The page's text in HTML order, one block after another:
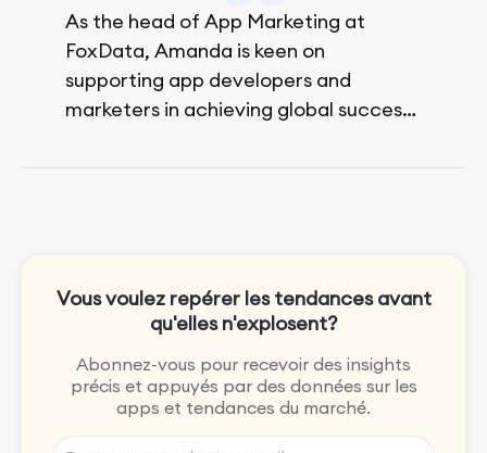
As the head of App Marketing at
FoxData, Amanda is keen on
supporting app developers and
marketers in achieving global success,
Vous voulez repérer les tendances avant
qu'elles n'explosent?
Abonnez-vous pour recevoir des insights
précis et appuyés par des données sur les
apps et tendances du marché.